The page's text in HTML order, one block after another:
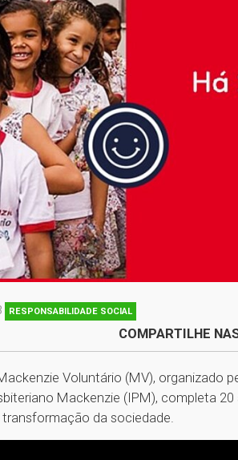
RESPONSABILIDADE SOCIAL
COMPARTILHE
Voluntário (MV), organizado
Mackenzie (IPM), completa
da sociedade.